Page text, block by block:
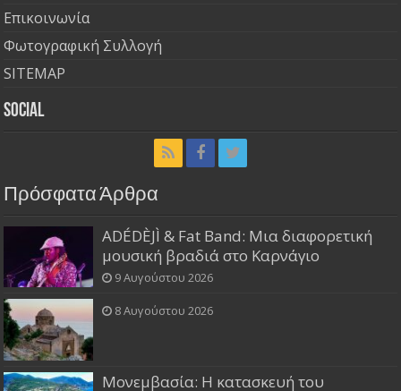
Επικοινωνία
Φωτογραφική Συλλογή
SITEMAP
Social
Πρόσφατα Άρθρα
ADÉDÈJÌ & Fat Band: Μια διαφορετική
μουσική βραδιά στο Καρνάγιο
9 Αυγούστου 2026
8 Αυγούστου 2026
Μονεμβασία: Η κατασκευή του